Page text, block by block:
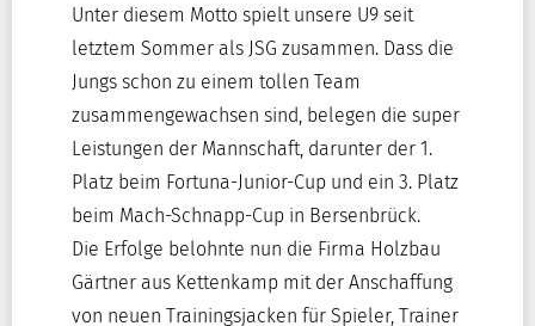
Unter diesem Motto spielt unsere U9 seit
letztem Sommer als JSG zusammen. Dass die
Jungs schon zu einem tollen Team
zusammengewachsen sind, belegen die super
Leistungen der Mannschaft, darunter der 1.
Platz beim Fortuna-Junior-Cup und ein 3. Platz
beim Mach-Schnapp-Cup in Bersenbrück.
Die Erfolge belohnte nun die Firma Holzbau
Gärtner aus Kettenkamp mit der Anschaffung
von neuen Trainingsjacken für Spieler, Trainer